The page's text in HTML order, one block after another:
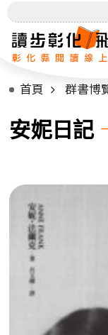
首頁 群書博
安妮日記